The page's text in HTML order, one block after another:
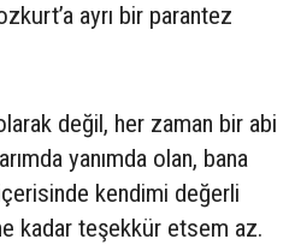
ayrı bir parantez
değil, her zaman bir abi
yanımda olan, bana
kendimi değerli
kadar teşekkür etsem az.